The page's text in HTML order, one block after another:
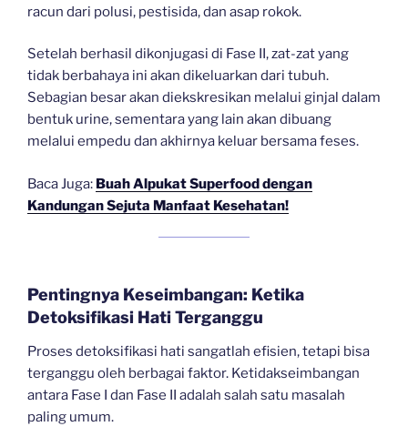
racun dari polusi, pestisida, dan asap rokok.
Setelah berhasil dikonjugasi di Fase II, zat-zat yang
tidak berbahaya ini akan dikeluarkan dari tubuh.
Sebagian besar akan diekskresikan melalui ginjal dalam
bentuk urine, sementara yang lain akan dibuang
melalui empedu dan akhirnya keluar bersama feses.
Baca Juga: Buah Alpukat Superfood dengan
Kandungan Sejuta Manfaat Kesehatan!
Pentingnya Keseimbangan: Ketika
Detoksifikasi Hati Terganggu
Proses detoksifikasi hati sangatlah efisien, tetapi bisa
terganggu oleh berbagai faktor. Ketidakseimbangan
antara Fase I dan Fase II adalah salah satu masalah
paling umum.